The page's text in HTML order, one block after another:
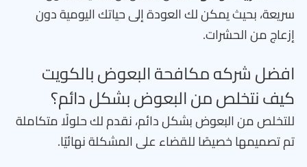
سريعة، بحيث يمكن لك العودة إلى حياتك اليومية دون
إزعاج من الحشرات.
افضل شركه مكافحة البعوض بالكويت
كيف نتخلص من البعوض بشكل دائم؟
للتخلص من البعوض بشكل دائم، نقدم لك حلولًا متكاملة
تم تصميمها خصيصًا للقضاء على المشكلة نهائيًا.